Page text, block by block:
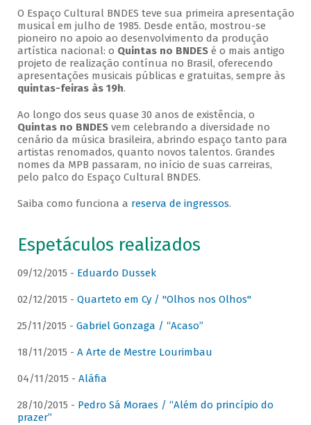
O Espaço Cultural BNDES teve sua primeira apresentação
musical em julho de 1985. Desde então, mostrou-se
pioneiro no apoio ao desenvolvimento da produção
artística nacional: o Quintas no BNDESé o mais antigo
projeto de realização contínua no Brasil, oferecendo
apresentações musicais públicas e gratuitas, sempre às
quintas-feiras às 19h.
Ao longo dos seus quase 30 anos de existência, o
Quintas no BNDESvem celebrando a diversidade no
cenário da música brasileira, abrindo espaço tanto para
artistas renomados, quanto novos talentos. Grandes
nomes da MPB passaram, no início de suas carreiras,
pelo palco do Espaço Cultural BNDES.
Saiba como funciona a reserva de ingressos.
Espetáculos realizados
09/12/2015 - Eduardo Dussek
02/12/2015 - Quarteto em Cy / "Olhos nos Olhos"
25/11/2015 - Gabriel Gonzaga / “Acaso”
18/11/2015 - A Arte de Mestre Lourimbau
04/11/2015 - Aláfia
28/10/2015 - Pedro Sá Moraes / “Além do princípio do
prazer”